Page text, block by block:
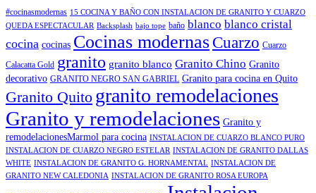
#cocinasmodernas 15 COCINA Y BAÑO CON INSTALACION DE GRANITO Y CUARZO
QUEDA ESPECTACULAR Backsplash bajo tope baño blanco blanco cristal
cocina cocinas Cocinas modernas Cuarzo Cuarzo
Calacatta Gold granito granito blanco Granito Chino Granito
decorativo GRANITO NEGRO SAN GABRIEL Granito para cocina en Quito
Granito Quito granito remodelaciones
Granito y remodelaciones Granito y
remodelacionesMarmol para cocina INSTALACION DE CUARZO BLANCO PURO
INSTALACION DE CUARZO NEGRO ESTELAR INSTALACION DE GRANITO DALLAS
WHITE INSTALACION DE GRANITO G. HORNAMENTAL INSTALACION DE
GRANITO NEW CALEDONIA INSTALACION DE GRANITO ROSA EUROPA